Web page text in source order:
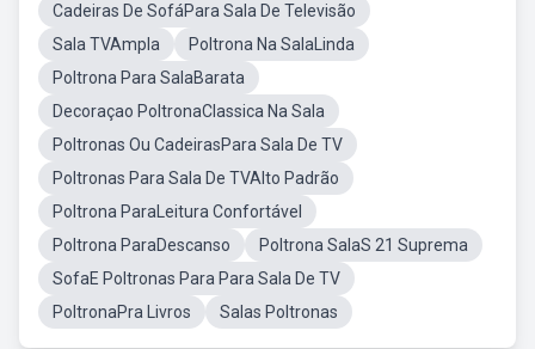
Cadeiras De SofáPara Sala De Televisão
Sala TVAmpla
Poltrona Na SalaLinda
Poltrona Para SalaBarata
Decoraçao PoltronaClassica Na Sala
Poltronas Ou CadeirasPara Sala De TV
Poltronas Para Sala De TVAlto Padrão
Poltrona ParaLeitura Confortável
Poltrona ParaDescanso
Poltrona SalaS 21 Suprema
SofaE Poltronas Para Para Sala De TV
PoltronaPra Livros
Salas Poltronas